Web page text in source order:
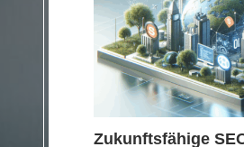
Zukunftsfähige